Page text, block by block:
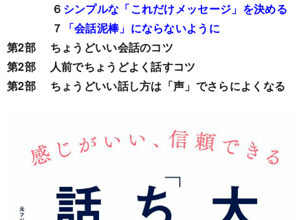
６ シンプルな「これだけメッセージ」を決める
７ 「会話泥棒」にならないように
第2部 ちょうどいい会話のコツ
第2部 人前でちょうどよく話すコツ
第2部 ちょうどいい話し方は「声」でさらによくなる